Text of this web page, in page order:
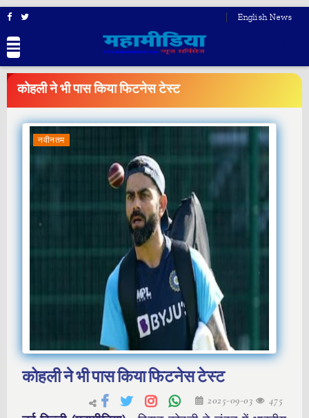
English News
BREAKINGNEWS
कोहली ने भी पास किया फिटनेस टेस्ट
नवीनतम
कोहली ने भी पास किया फिटनेस टेस्ट
2025-09-03 475